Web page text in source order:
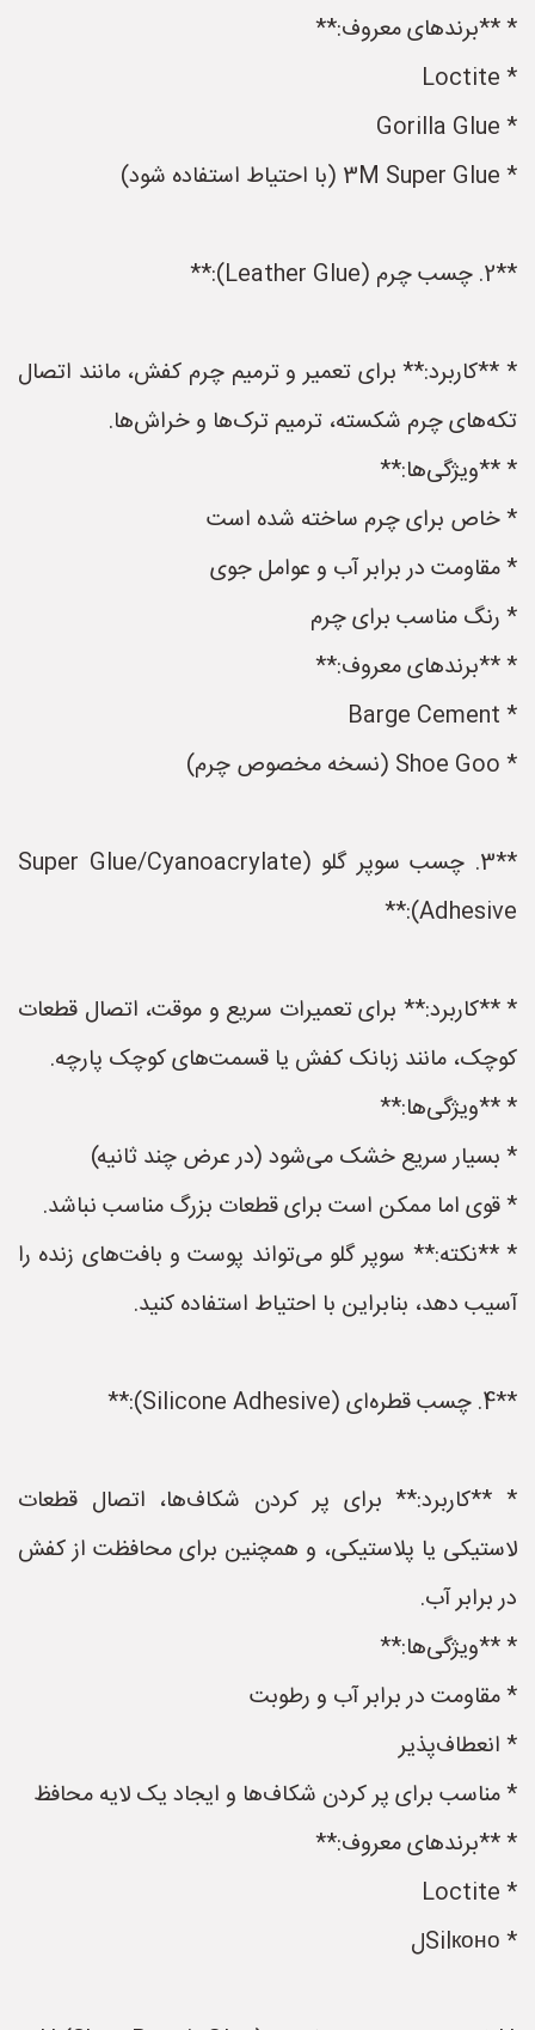
* **برندهای معروف:**
* Loctite
* Gorilla Glue
* 3M Super Glue (با احتیاط استفاده شود)
**2. چسب چرم (Leather Glue):**
* **کاربرد:** برای تعمیر و ترمیم چرم کفش، مانند اتصال
تکه‌های چرم شکسته، ترمیم ترک‌ها و خراش‌ها.
* **ویژگی‌ها:**
* خاص برای چرم ساخته شده است
* مقاومت در برابر آب و عوامل جوی
* رنگ مناسب برای چرم
* **برندهای معروف:**
* Barge Cement
* Shoe Goo (نسخه مخصوص چرم)
**3. چسب سوپر گلو (Super Glue/Cyanoacrylate
Adhesive):**
* **کاربرد:** برای تعمیرات سریع و موقت، اتصال قطعات
کوچک، مانند زبانک کفش یا قسمت‌های کوچک پارچه.
* **ویژگی‌ها:**
* بسیار سریع خشک می‌شود (در عرض چند ثانیه)
* قوی اما ممکن است برای قطعات بزرگ مناسب نباشد.
* **نکته:** سوپر گلو می‌تواند پوست و بافت‌های زنده را
آسیب دهد، بنابراین با احتیاط استفاده کنید.
**4. چسب قطره‌ای (Silicone Adhesive):**
* **کاربرد:** برای پر کردن شکاف‌ها، اتصال قطعات
لاستیکی یا پلاستیکی، و همچنین برای محافظت از کفش
در برابر آب.
* **ویژگی‌ها:**
* مقاومت در برابر آب و رطوبت
* انعطاف‌پذیر
* مناسب برای پر کردن شکاف‌ها و ایجاد یک لایه محافظ
* **برندهای معروف:**
* Loctite
* Silконоل